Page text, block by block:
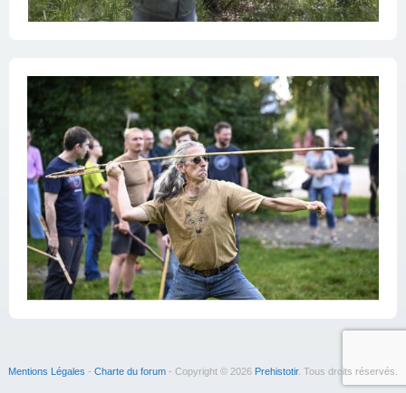
Mentions Légales - Charte du forum - Copyright © 2026 Prehistotir. Tous droits réservés.